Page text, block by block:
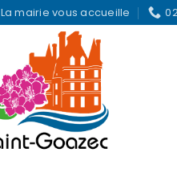
La mairie vous accueille